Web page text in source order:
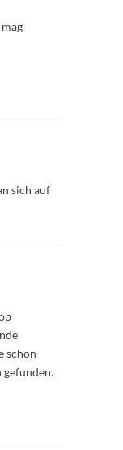
sich auf
schon
gefunden.